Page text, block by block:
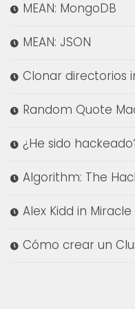
MEAN: MongoDB
MEAN: JSON
Clonar directorios
Random Quote
¿He sido
Algorithm: The
Alex Kidd in
Cómo crear un